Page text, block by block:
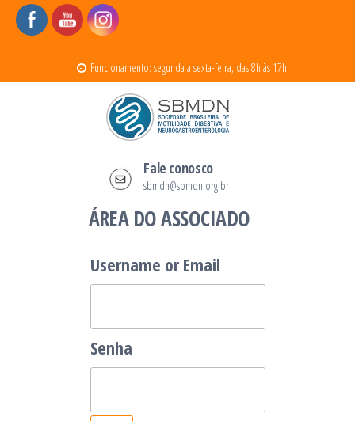
Pular
o
Funcionamento: segunda a sexta-feira, das 8h às 17h
Digestiva e Neurogastroenterologia
Fale conosco
sbmdn@sbmdn.org.br
ÁREA DO ASSOCIADO
Username or Email
Senha